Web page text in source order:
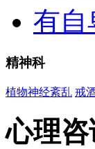
有自
精神科
植物神经紊乱 戒
心理咨